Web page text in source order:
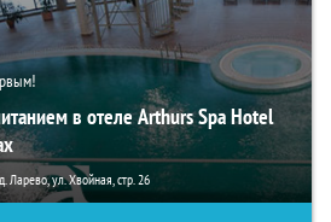
в отеле Arthurs Spa Hotel
Ларево, ул. Хвойная, стр. 26